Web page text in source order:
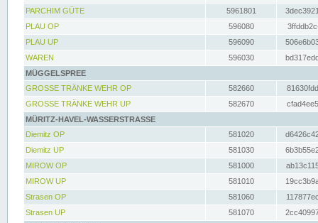
PARCHIM GÜTE
5961801
PLAU OP
596080
PLAU UP
596090
WAREN
596030
MÜGGELSPREE
GROSSE TRÄNKE WEHR OP
582660
GROSSE TRÄNKE WEHR UP
582670
MÜRITZ-HAVEL-WASSERSTRASSE
Diemitz OP
581020
Diemitz UP
581030
MIROW OP
581000
MIROW UP
581010
Strasen OP
581060
Strasen UP
581070